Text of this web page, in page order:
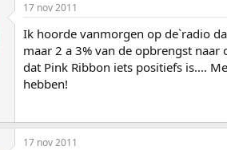
17 nov 2011
Ik hoorde vanmorgen op de`radio
maar 2 a 3% van de opbrengst
dat Pink Ribbon iets positiefs is....
hebben!
17 nov 2011